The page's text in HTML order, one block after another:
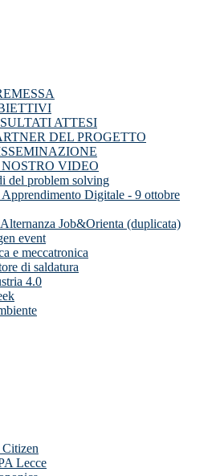
ATTESI
DEL PROGETTO
VIDEO
del problem solving
Digitale - 9 ottobre
Job&Orienta (duplicata)
event
e meccatronica
di saldatura
4.0
Lecce